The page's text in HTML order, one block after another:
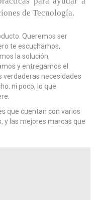
de Tecnología.
Queremos ser
te escuchamos,
la solución,
y entregamos el
verdaderas necesidades
ni poco, lo que
que cuentan con varios
y las mejores marcas que